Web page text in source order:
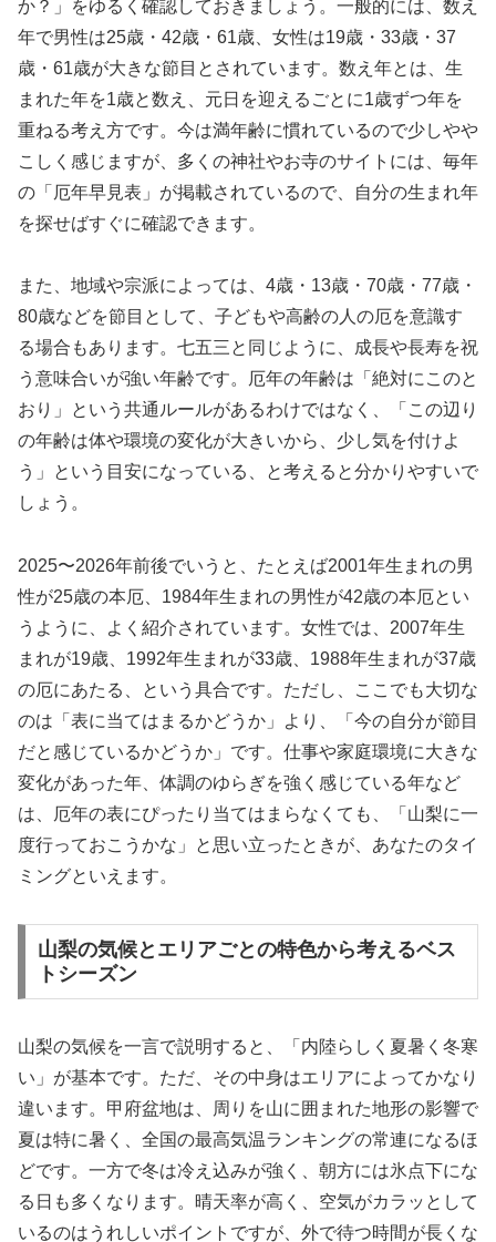
か？」をゆるく確認しておきましょう。一般的には、数え
年で男性は25歳・42歳・61歳、女性は19歳・33歳・37
歳・61歳が大きな節目とされています。数え年とは、生
まれた年を1歳と数え、元日を迎えるごとに1歳ずつ年を
重ねる考え方です。今は満年齢に慣れているので少しやや
こしく感じますが、多くの神社やお寺のサイトには、毎年
の「厄年早見表」が掲載されているので、自分の生まれ年
を探せばすぐに確認できます。
また、地域や宗派によっては、4歳・13歳・70歳・77歳・
80歳などを節目として、子どもや高齢の人の厄を意識す
る場合もあります。七五三と同じように、成長や長寿を祝
う意味合いが強い年齢です。厄年の年齢は「絶対にこのと
おり」という共通ルールがあるわけではなく、「この辺り
の年齢は体や環境の変化が大きいから、少し気を付けよ
う」という目安になっている、と考えると分かりやすいで
しょう。
2025〜2026年前後でいうと、たとえば2001年生まれの男
性が25歳の本厄、1984年生まれの男性が42歳の本厄とい
うように、よく紹介されています。女性では、2007年生
まれが19歳、1992年生まれが33歳、1988年生まれが37歳
の厄にあたる、という具合です。ただし、ここでも大切な
のは「表に当てはまるかどうか」より、「今の自分が節目
だと感じているかどうか」です。仕事や家庭環境に大きな
変化があった年、体調のゆらぎを強く感じている年など
は、厄年の表にぴったり当てはまらなくても、「山梨に一
度行っておこうかな」と思い立ったときが、あなたのタイ
ミングといえます。
山梨の気候とエリアごとの特色から考えるベス
トシーズン
山梨の気候を一言で説明すると、「内陸らしく夏暑く冬寒
い」が基本です。ただ、その中身はエリアによってかなり
違います。甲府盆地は、周りを山に囲まれた地形の影響で
夏は特に暑く、全国の最高気温ランキングの常連になるほ
どです。一方で冬は冷え込みが強く、朝方には氷点下にな
る日も多くなります。晴天率が高く、空気がカラッとして
いるのはうれしいポイントですが、外で待つ時間が長くな